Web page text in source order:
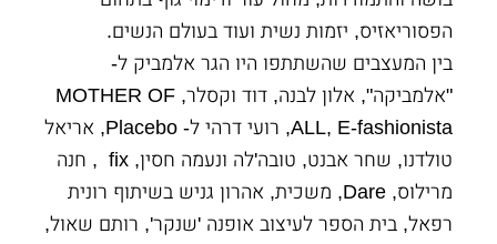
הפסוריאזיס, יזמות נשית ועוד בעולם הנשים.
בין המעצבים שהשתתפו היו הגר אלמביק ל-
"אלמביקה", אלון לבנה, דוד וקסלר, MOTHER OF
ALL, E-fashionista, רועי דרהי ל- Placebo, אריאל
טולדנו, שחר אבנט, טובה'לה ונעמה חסין, fix , חנה
מרילוס, Dare, משכית, אהרון גניש בשיתוף רונית
רפאל, בית הספר לעיצוב אופנה 'שנקר', רותם שאול,